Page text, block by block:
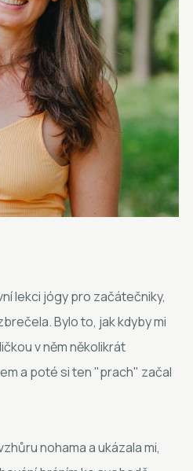
lekci jógy pro začátečniky,
Bylo to, jak kdyby mi
v něm několikrát
a poté si ten "prach" začal
nohama a ukázala mi,